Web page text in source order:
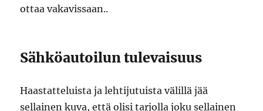
ottaa vakavissaan..
Sähköautoilun tulevaisuus
Haastatteluista ja lehtijutuista välillä jää
sellainen kuva, että olisi tarjolla joku sellainen